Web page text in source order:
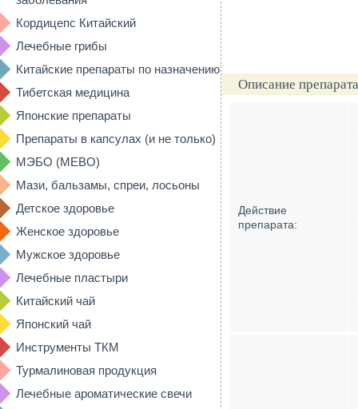
Кордицепс Китайский
Лечебные грибы
Китайские препараты по назначению
Тибетская медицина
Японские препараты
Препараты в капсулах (и не только)
МЭБО (MEBO)
Мази, бальзамы, спреи, лосьоны
Детское здоровье
Женское здоровье
Мужское здоровье
Лечебные пластыри
Китайский чай
Японский чай
Инструменты ТКМ
Турмалиновая продукция
Лечебные ароматические свечи
Описание
Действие
препарата: